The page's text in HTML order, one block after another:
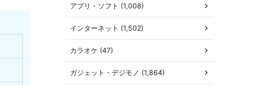
アプリ・ソフト (1,008)
インターネット (1,502)
カラオケ (47)
ガジェット・デジモノ (1,864)